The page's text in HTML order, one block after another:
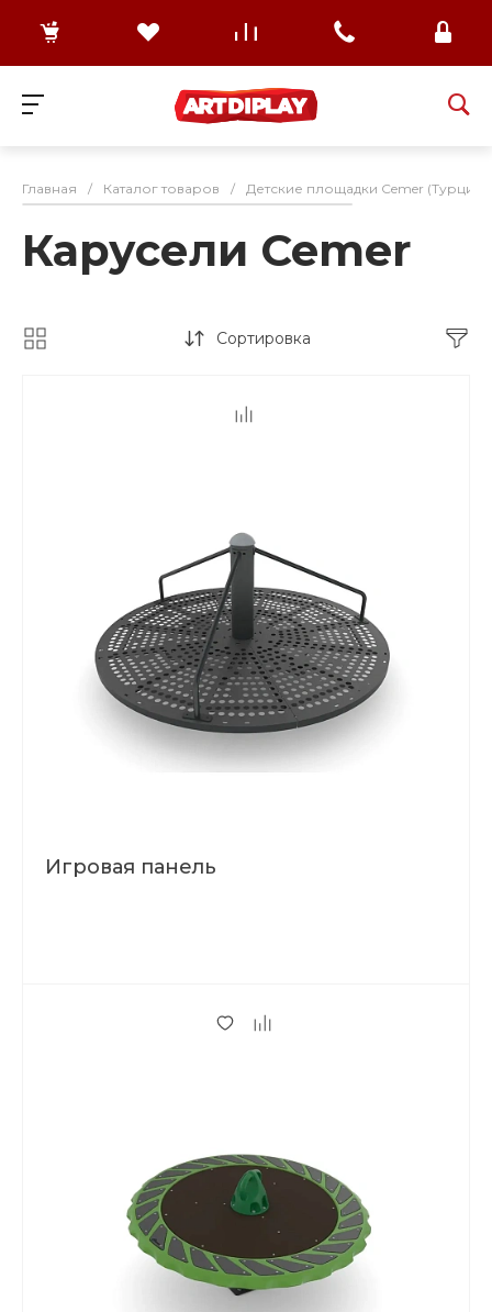
Главная / Каталог товаров / Детские площадки Cemer (Турция)
Карусели Cemer
Сортировка
Игровая панель